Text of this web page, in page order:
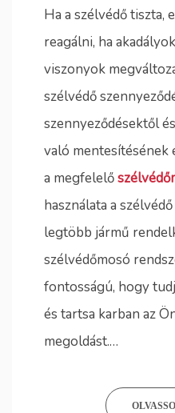
Ha a szélvédő tiszta,
reagálni, ha
viszonyok
szélvédő
szennyeződésektől
való mentesítésének
a megfelelő
használata a
legtöbb jármű
szélvédőmosó
fontosságú, hogy
és tartsa karban az
megoldást.…